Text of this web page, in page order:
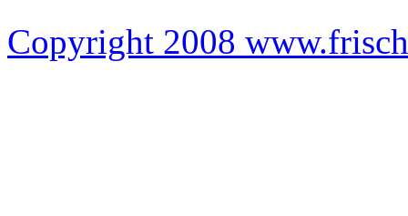
Copyright 2008